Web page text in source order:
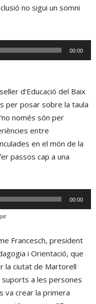
no sigui un somni
00:00
d’Educació del Baix
per posar sobre la taula
només són per
entre
en el món de la
passos cap a una
00:00
Francesch, president
i Orientació, que
la ciutat de Martorell
a les persones
va crear la primera